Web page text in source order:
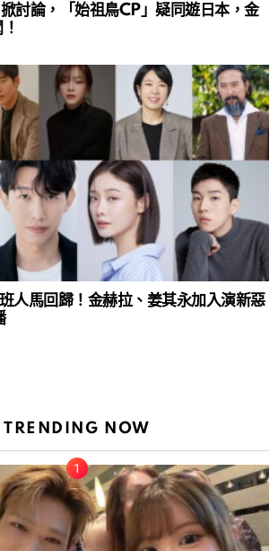
討論，「始祖鳥CP」疑同遊日本，金
人馬回歸！金赫拉、姜其永加入演新惡
TRENDING NOW